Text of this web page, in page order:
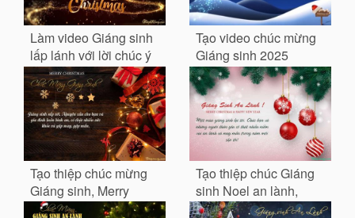
Làm video Giáng sinh
lấp lánh với lời chúc ý
nghĩa
Tạo video chúc mừng
Giáng sinh 2025
Tạo thiệp chúc mừng
Giáng sinh, Merry
Christmas 2025
Tạo thiệp chúc Giáng
sinh Noel an lành,
hạnh phúc